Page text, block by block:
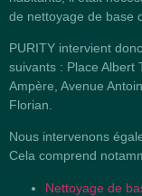
de nettoyage de base
PURITY intervient
suivants : Place Albert
Ampère, Avenue
Florian.
Nous intervenons
Cela comprend
Nettoyage de